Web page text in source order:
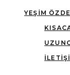
YEŞIM